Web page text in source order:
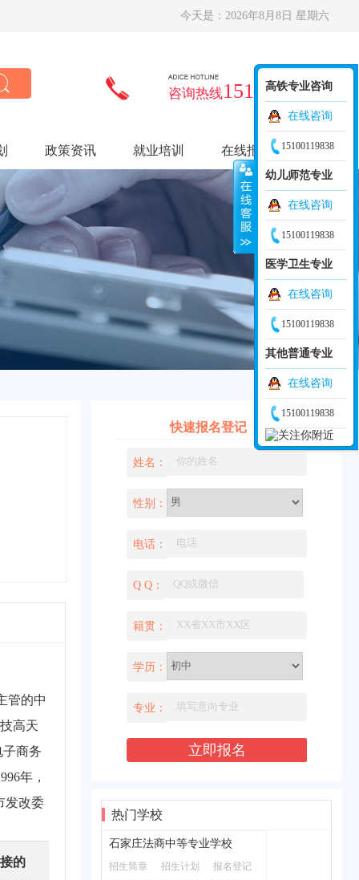
今天是： 2026年8月8日 星期六
咨询热线15100119838
政策资讯 就业培训 在线报名
管的中
高天
商务
年，
发改委
的
快速报名登记
姓名：
性别：
电话：
Q Q：
籍贯：
学历：
专业：
热门学校
石家庄法商中等专业学校
招生简章 招生计划 报名登记
高铁专业咨询
在线咨询
15100119838
幼儿师范专业
在线咨询
15100119838
医学卫生专业
在线咨询
15100119838
其他普通专业
在线咨询
15100119838